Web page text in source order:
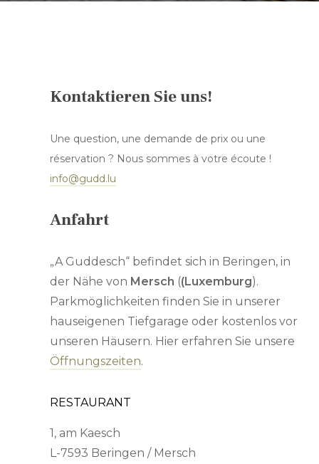
EN
Kontaktieren Sie uns!
Une question, une demande de prix ou une
réservation ? Nous sommes à votre écoute !
info@gudd.lu
Anfahrt
„A Guddesch“ befindet sich in Beringen, in
der Nähe von Mersch ((Luxemburg).
Parkmöglichkeiten finden Sie in unserer
hauseigenen Tiefgarage oder kostenlos vor
unseren Häusern. Hier erfahren Sie unsere
Öffnungszeiten.
RESTAURANT
1, am Kaesch
7593 Beringen / Mersch